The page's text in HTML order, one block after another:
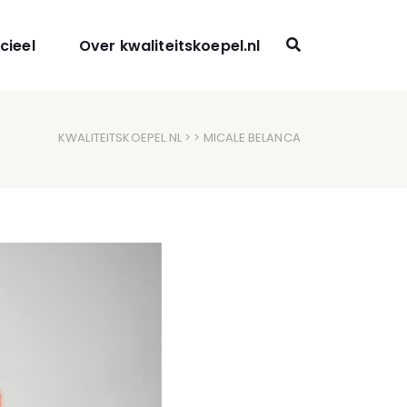
Over kwaliteitskoepel.nl
KWALITEITSKOEPEL.NL> > MICALE BELANCA